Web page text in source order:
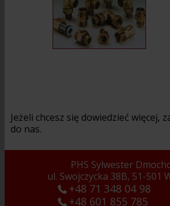
Jeżeli chcesz się dowiedzieć więcej,
do nas.
PHS Sylwester
ul. Swojczycka 38B, 51-501
+48 71 348 04 98
+48 601 855 785